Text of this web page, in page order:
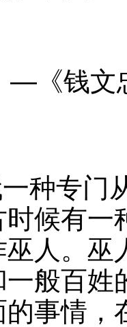
—《钱
种专门
候有一
人。巫
般百
的事情